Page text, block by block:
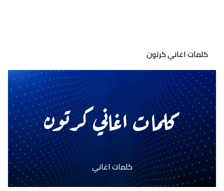
كلمات اغاني كرتون
كلمات اغاني كرتون
كلمات اغاني